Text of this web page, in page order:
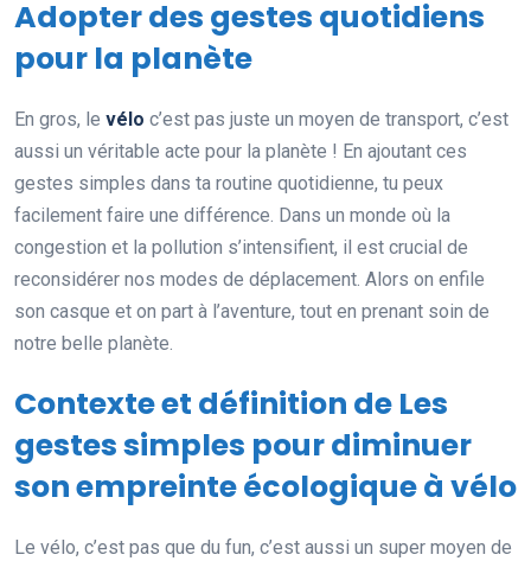
Adopter des gestes quotidiens
pour la planète
En gros, le vélo c’est pas juste un moyen de transport, c’est
aussi un véritable acte pour la planète ! En ajoutant ces
gestes simples dans ta routine quotidienne, tu peux
facilement faire une différence. Dans un monde où la
congestion et la pollution s’intensifient, il est crucial de
reconsidérer nos modes de déplacement. Alors on enfile
son casque et on part à l’aventure, tout en prenant soin de
notre belle planète.
Contexte et définition de Les
gestes simples pour diminuer
son empreinte écologique à vélo
Le vélo, c’est pas que du fun, c’est aussi un super moyen de